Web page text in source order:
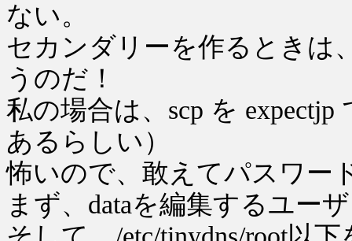
ない。
セカンダリーを作るときは
うのだ！
私の場合は、scp を
あるらしい）
怖いので、敢えてパスワー
まず、dataを編集するユー